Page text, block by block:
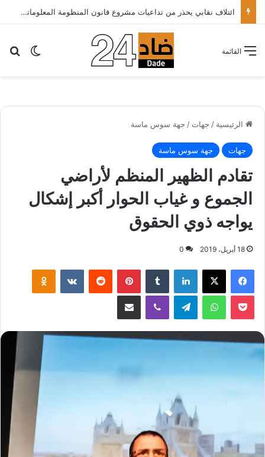
الأطباء الخواص يدعون أخنوش لتطبيق شعار الدولة الاجتماعية بتقليص كلفة العلاج على المرضى…
الوضع القائمة
الرئيسية / جهات / جهة سوس ماسة
جهات جهة سوس ماسة
تقادم الظهير المنظم لأراضي
الجموع و غياب الحوار أكبر إشكال
يواجه ذوي الحقوق
18 أبريل، 2019 0
لينكدإن بينتيريست
واتساب